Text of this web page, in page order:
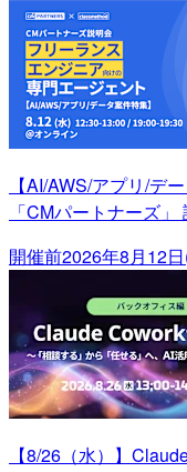
【AI/AWS/アプリ/デ
「CMパートナーズ
開催前2026年8月12
【8/26（水）】